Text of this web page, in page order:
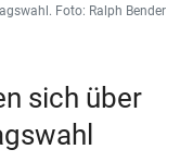
Foto: Ralph Bender
sich über